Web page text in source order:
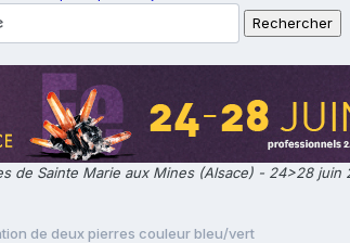
de Sainte Marie aux Mines (Alsace) - 24>28 juin
de deux pierres couleur bleu/vert